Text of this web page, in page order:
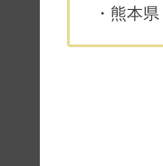
・熊本